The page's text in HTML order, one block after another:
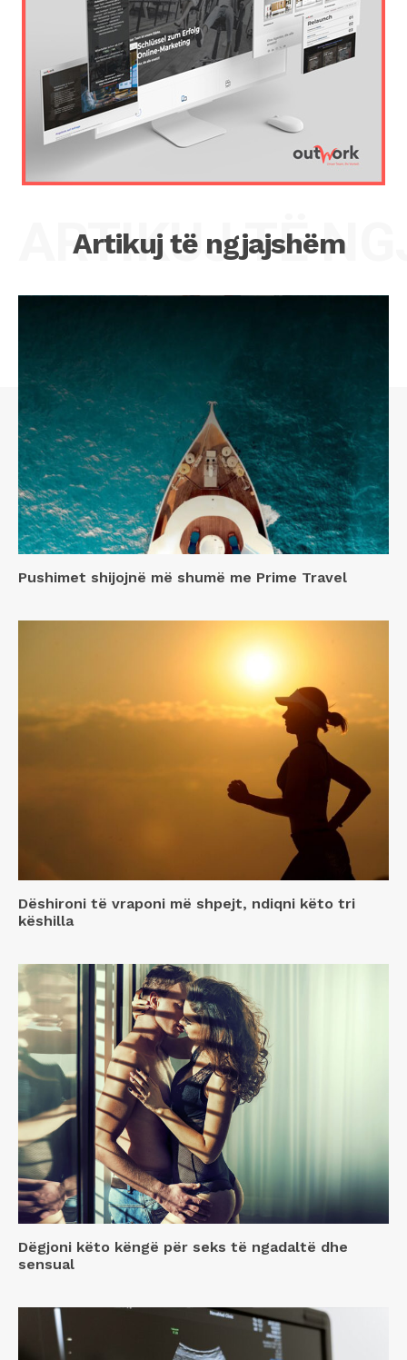
Artikuj të ngjajshëm
ARTIKUJ TË
Pushimet shijojnë më shumë me Prime Travel
Dëshironi të vraponi më shpejt, ndiqni këto tri
këshilla
Dëgjoni këto këngë për seks të ngadaltë dhe
sensual